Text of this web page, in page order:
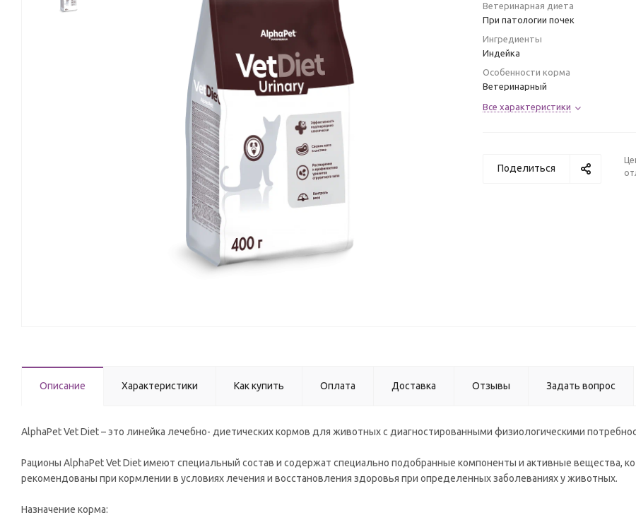
Ветеринарная диета
При патологии почек
Ингредиенты
Индейка
Особенности корма
Ветеринарный
Все характеристики
Поделиться
Описание Характеристики Как купить Оплата Доставка Отзывы Задать вопрос
AlphaPet Vet Diet – это линейка лечебно- диетических кормов для животных с диагностированными физиологическими
Рационы AlphaPet Vet Diet имеют специальный состав и содержат специально подобранные компоненты и активные вещества,
рекомендованы при кормлении в условиях лечения и восстановления здоровья при определенных заболеваниях у животных.
Назначение корма: